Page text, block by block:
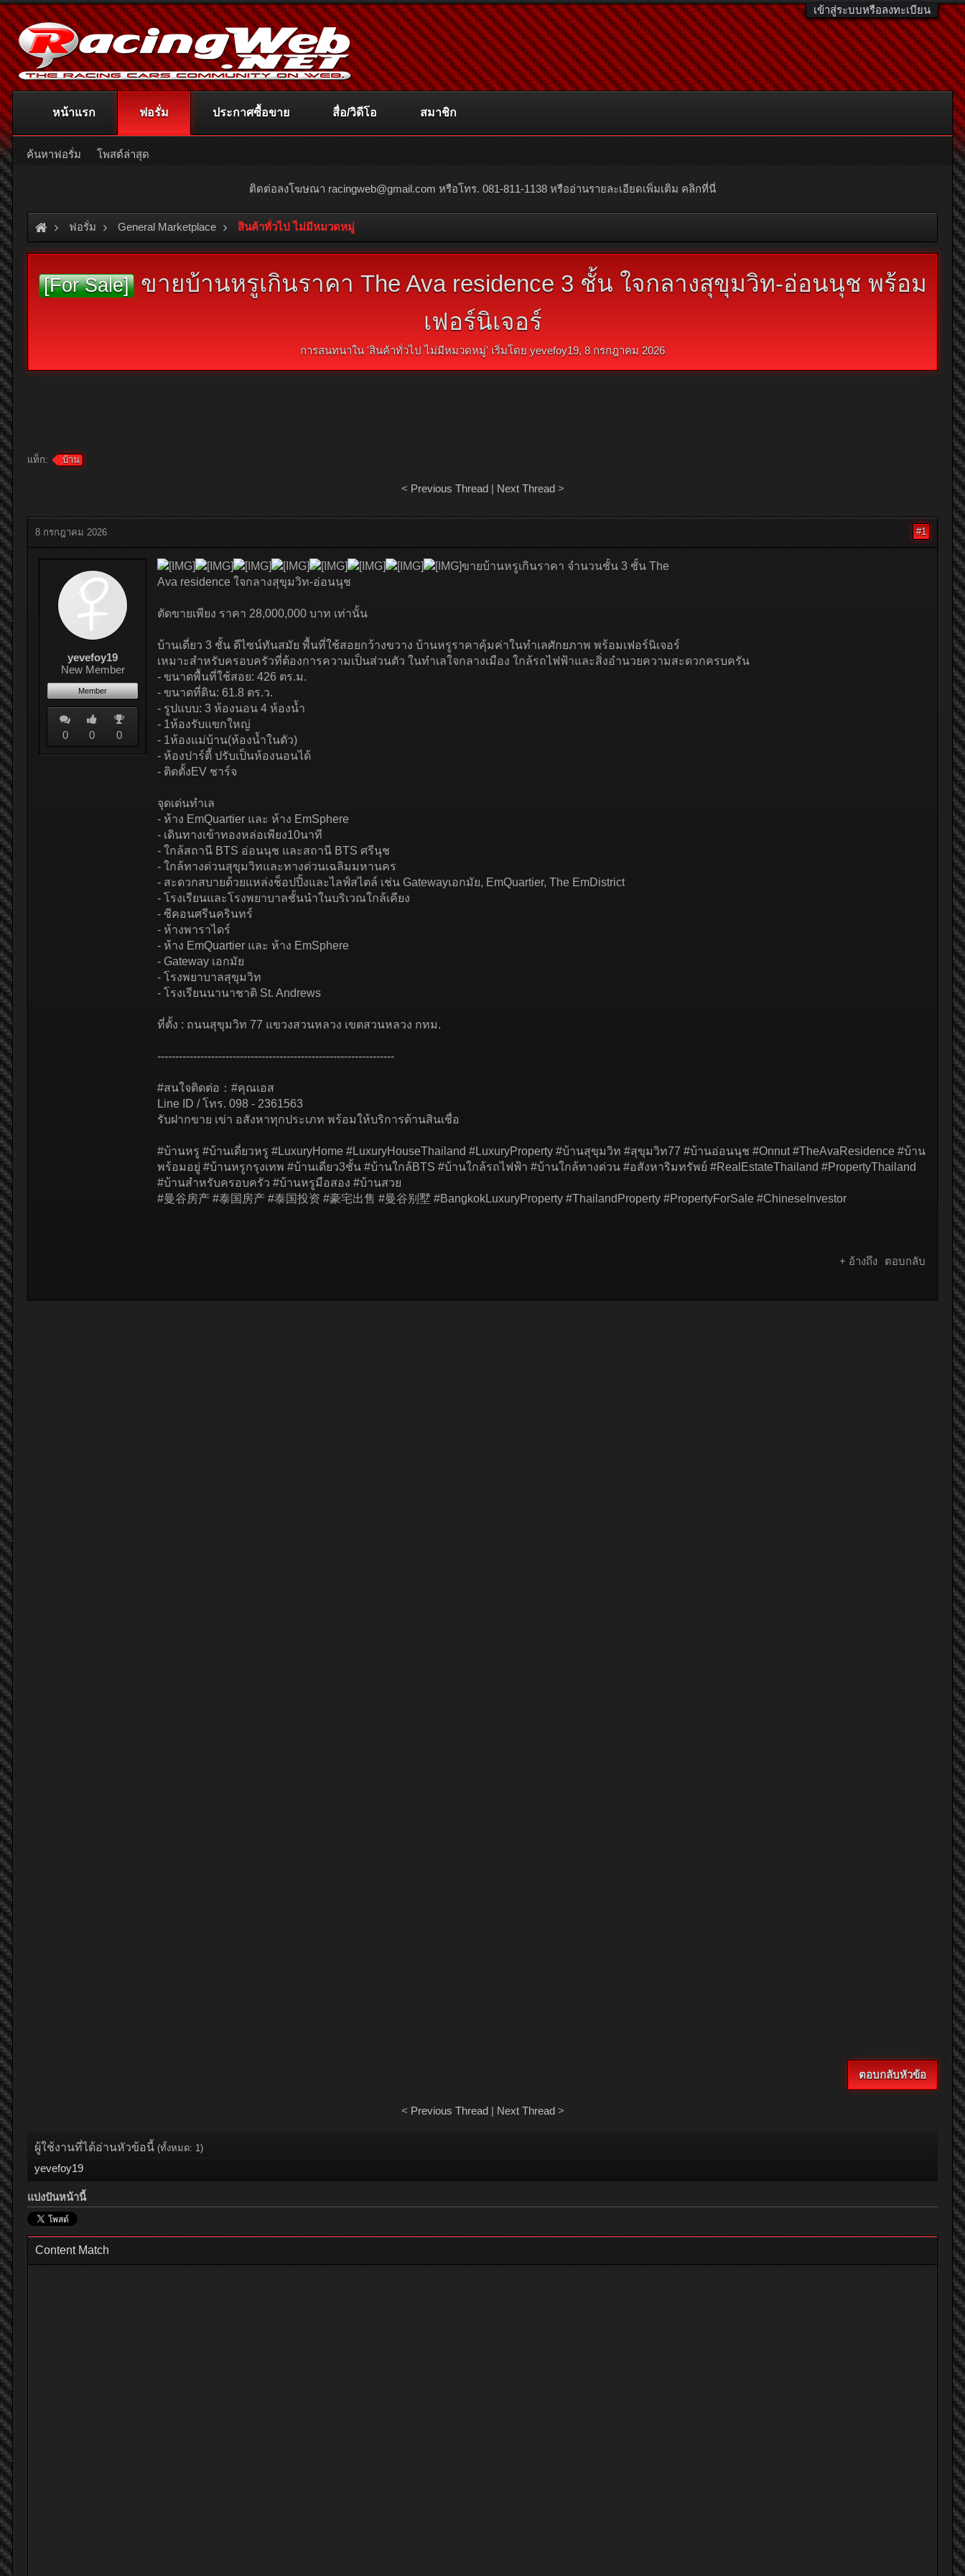
เข้าสู่ระบบหรือลงทะเบียน
ติดต่อลงโฆษณา racingweb@gmail.com หรือโทร. 081-811-1138 หรืออ่านรายละเอียดเพิ่มเติม คลิกที่นี่
ฟอรั่ม General Marketplace สินค้าทั่วไป ไม่มีหมวดหมู่
[For Sale] ขายบ้านหรูเกินราคา The Ava residence 3 ชั้น ใจกลางสุขุมวิท-อ่อนนุช พร้อม
เฟอร์นิเจอร์
การสนทนาใน 'สินค้าทั่วไป ไม่มีหมวดหมู่' เริ่มโดยyevefoy19, 8 กรกฎาคม 2026
แท็ก: บ้าน
< Previous Thread| Next Thread>
8 กรกฎาคม 2026 #1
yevefoy19
New Member
Member
0 0 0
ขายบ้านหรูเกินราคา จำนวนชั้น 3 ชั้น The
Ava residence ใจกลางสุขุมวิท-อ่อนนุช
ตัดขายเพียง ราคา 28,000,000 บาท เท่านั้น
บ้านเดี่ยว 3 ชั้น ดีไซน์ทันสมัย พื้นที่ใช้สอยกว้างขวาง บ้านหรูราคาคุ้มค่าในทำเลศักยภาพ พร้อมเฟอร์นิเจอร์
เหมาะสำหรับครอบครัวที่ต้องการความเป็นส่วนตัว ในทำเลใจกลางเมือง ใกล้รถไฟฟ้าและสิ่งอำนวยความสะดวกครบครัน
- ขนาดพื้นที่ใช้สอย: 426 ตร.ม.
- ขนาดที่ดิน: 61.8 ตร.ว.
- รูปแบบ: 3 ห้องนอน 4 ห้องน้ำ
- 1ห้องรับแขกใหญ่
- 1ห้องแม่บ้าน(ห้องน้ำในตัว)
- ห้องปาร์ตี้ ปรับเป็นห้องนอนได้
- ติดตั้งEV ชาร์จ
จุดเด่นทำเล
- ห้าง EmQuartier และ ห้าง EmSphere
- เดินทางเข้าทองหล่อเพียง10นาที
- ใกล้สถานี BTS อ่อนนุช และสถานี BTS ศรีนุช
- ใกล้ทางด่วนสุขุมวิทและทางด่วนเฉลิมมหานคร
- สะดวกสบายด้วยแหล่งช็อปปิ้งและไลฟ์สไตล์ เช่น Gatewayเอกมัย, EmQuartier, The EmDistrict
- โรงเรียนและโรงพยาบาลชั้นนำในบริเวณใกล้เคียง
- ซีคอนศรีนครินทร์
- ห้างพาราไดร์
- ห้าง EmQuartier และ ห้าง EmSphere
- Gateway เอกมัย
- โรงพยาบาลสุขุมวิท
- โรงเรียนนานาชาติ St. Andrews
ที่ตั้ง : ถนนสุขุมวิท 77 แขวงสวนหลวง เขตสวนหลวง กทม.
------------------------------------------------------------------
#สนใจติดต่อ：#คุณเอส
Line ID / โทร. 098 - 2361563
รับฝากขาย เข่า อสังหาทุกประเภท พร้อมให้บริการด้านสินเชื่อ
#บ้านหรู #บ้านเดี่ยวหรู #LuxuryHome #LuxuryHouseThailand #LuxuryProperty #บ้านสุขุมวิท #สุขุมวิท77 #บ้านอ่อนนุช #Onnut #TheAvaResidence #บ้าน
พร้อมอยู่ #บ้านหรูกรุงเทพ #บ้านเดี่ยว3ชั้น #บ้านใกล้BTS #บ้านใกล้รถไฟฟ้า #บ้านใกล้ทางด่วน #อสังหาริมทรัพย์ #RealEstateThailand #PropertyThailand
#บ้านสำหรับครอบครัว #บ้านหรูมือสอง #บ้านสวย
#曼谷房产 #泰国房产 #泰国投资 #豪宅出售 #曼谷别墅 #BangkokLuxuryProperty #ThailandProperty #PropertyForSale #ChineseInvestor
+ อ้างถึง ตอบกลับ
ตอบกลับหัวข้อ
< Previous Thread| Next Thread>
ผู้ใช้งานที่ได้อ่านหัวข้อนี้ (ทั้งหมด: 1)
yevefoy19
แบ่งปันหน้านี้
Content Match
หน้าแรก ฟอรั่ม
ค้นหาฟอรั่ม โพสต์ล่าสุด
ประกาศซื้อขาย สื่อ/วิดีโอ สมาชิก